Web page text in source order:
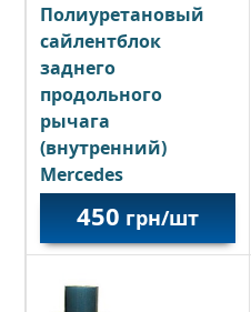
Полиуретановый
сайлентблок
заднего
продольного
рычага
(внутренний)
Mercedes
A2053506303
450 грн/шт